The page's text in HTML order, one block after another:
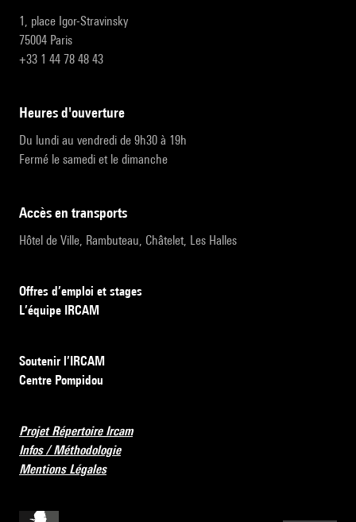
1, place Igor-Stravinsky
75004 Paris
+33 1 44 78 48 43
heures d'ouverture
Du lundi au vendredi de 9h30 à 19h
Fermé le samedi et le dimanche
accès en transports
Hôtel de Ville, Rambuteau, Châtelet, Les Halles
Offres d’emploi et stages
L’équipe IRCAM
Soutenir l’IRCAM
Centre Pompidou
Projet Répertoire Ircam
Infos / Méthodologie
Mentions Légales